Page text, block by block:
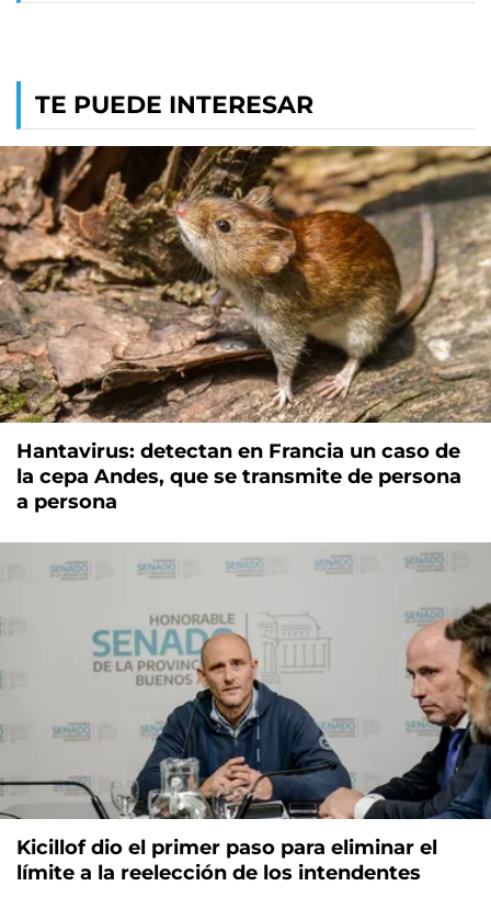
TE PUEDE INTERESAR
Hantavirus: detectan en Francia un caso de
la cepa Andes, que se transmite de persona
a persona
Kicillof dio el primer paso para eliminar el
límite a la reelección de los intendentes